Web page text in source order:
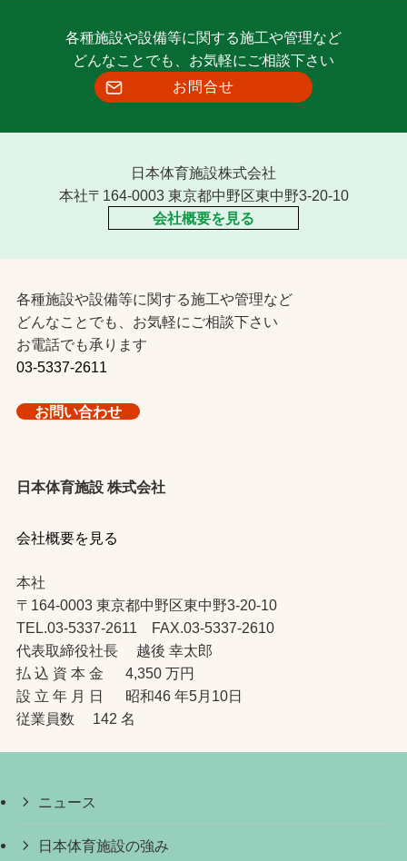
各種施設や設備等に関する施工や管理など
どんなことでも、お気軽にご相談下さい
お問合せ
日本体育施設株式会社
本社〒164-0003 東京都中野区東中野3-20-10
会社概要を見る
各種施設や設備等に関する施工や管理など
どんなことでも、お気軽にご相談下さい
お電話でも承ります
03-5337-2611
お問い合わせ
日本体育施設 株式会社
会社概要を見る
本社
〒164-0003 東京都中野区東中野3-20-10
TEL.03-5337-2611 FAX.03-5337-2610
代表取締役社長 越後 幸太郎
払 込 資 本 金 4,350 万円
設 立 年 月 日 昭和46 年5月10日
従業員数 142 名
ニュース
日本体育施設の強み